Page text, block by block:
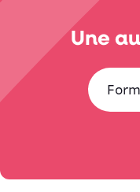
Une